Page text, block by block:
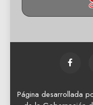
Página desarrollada